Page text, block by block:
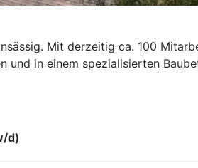
Mit derzeitig ca. 100
und in einem spezialisierten
d)